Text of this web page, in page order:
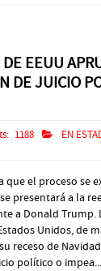
DE EEUU
DE JUICIO
1188 EN
que el proceso se
presentará a la
a Donald Trump.
Unidos, de
receso de
político o impea...